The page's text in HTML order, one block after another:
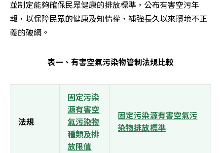
並制定能夠確保民眾健康的排放標準，公布有害空污年
報，以保障民眾的健康及知情權，補強長久以來環境不正
義的破網。
表一、有害空氣污染物管制法規比較
法規
固定污染
源有害空
氣污染物
種類及排
放限值
固定污染源有害空氣污
染物排放標準